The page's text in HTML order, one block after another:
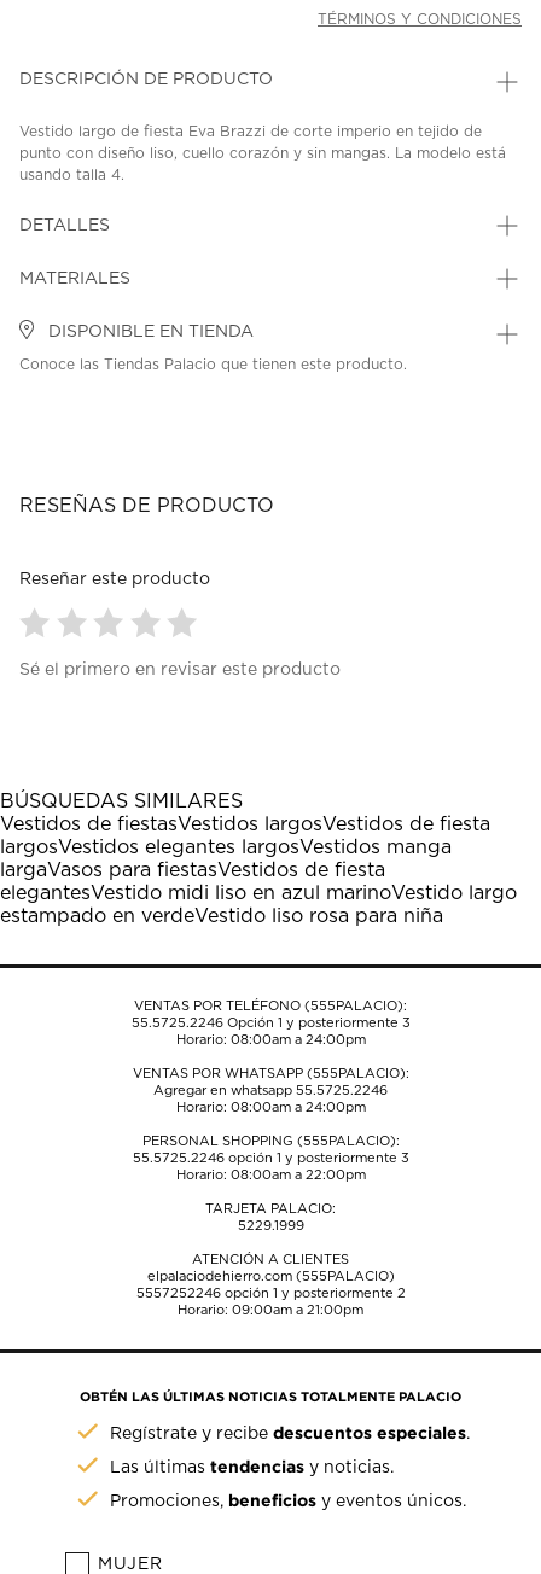
TÉRMINOS Y CONDICIONES
DESCRIPCIÓN DE PRODUCTO
Vestido largo de fiesta Eva Brazzi de corte imperio en tejido de
punto con diseño liso, cuello corazón y sin mangas. La modelo está
usando talla 4.
DETALLES
MATERIALES
DISPONIBLE EN TIENDA
Conoce las Tiendas Palacio que tienen este producto.
RESEÑAS DE PRODUCTO
Reseñar este producto
para
1
estrella
Esta
acción
abrirá
el
formulario
envío.
para
estrellas.
Esta
acción
abrirá
el
formulario
envío.
para
estrellas.
Esta
acción
abrirá
el
formulario
envío.
para
estrellas.
Esta
acción
abrirá
el
formulario
envío.
para
estrellas.
Esta
acción
abrirá
el
formulario
envío.
Sé el primero en revisar este producto
BÚSQUEDAS SIMILARES
Vestidos de fiestasVestidos largosVestidos de fiesta
largosVestidos elegantes largosVestidos manga
largaVasos para fiestasVestidos de fiesta
elegantesVestido midi liso en azul marinoVestido largo
estampado en verdeVestido liso rosa para niña
VENTAS POR TELÉFONO (555PALACIO):
55.5725.2246Opción 1 y posteriormente 3
Horario: 08:00am a 24:00pm
VENTAS POR WHATSAPP (555PALACIO):
Agregar en whatsapp 55.5725.2246
Horario: 08:00am a 24:00pm
PERSONAL SHOPPING (555PALACIO):
55.5725.2246opción 1 y posteriormente 3
Horario: 08:00am a 22:00pm
TARJETA PALACIO:
5229.1999
ATENCIÓN A CLIENTES
elpalaciodehierro.com (555PALACIO)
5557252246opción 1 y posteriormente 2
Horario: 09:00am a 21:00pm
OBTÉN LAS ÚLTIMAS NOTICIAS TOTALMENTE PALACIO
Regístrate y recibedescuentos especiales.
Las últimastendencias y noticias.
Promociones, beneficios y eventos únicos.
MUJER